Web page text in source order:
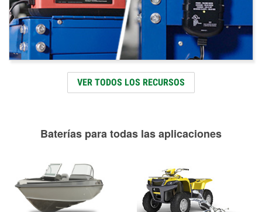
VER TODOS LOS RECURSOS
Baterías para todas las aplicaciones